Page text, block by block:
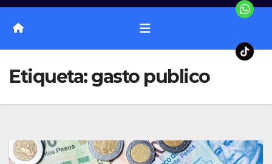
Etiqueta:gasto publico